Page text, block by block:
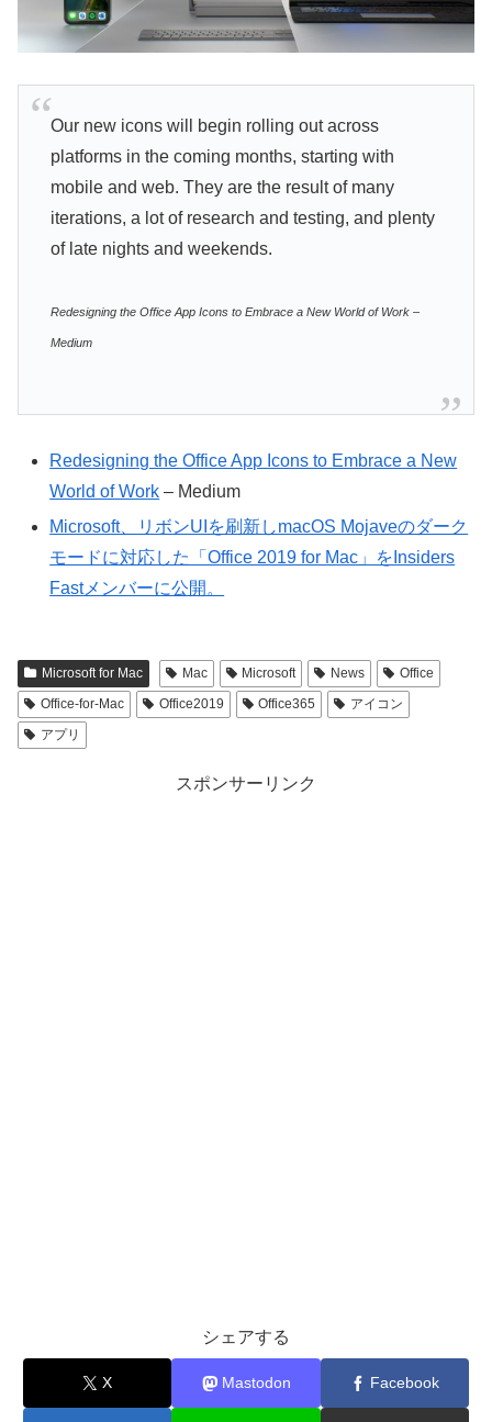
Our new icons will begin rolling out across
platforms in the coming months, starting with
mobile and web. They are the result of many
iterations, a lot of research and testing, and plenty
of late nights and weekends.
Redesigning the Office App Icons to Embrace a New World of Work –
Medium
Redesigning the Office App Icons to Embrace a New
World of Work – Medium
Microsoft、リボンUIを刷新しmacOS Mojaveのダーク
モードに対応した「Office 2019 for Mac」をInsiders
Fastメンバーに公開。
Microsoft for Mac Mac Microsoft News
Office
Office-for-Mac
Office2019 Office365
アイコン
アプリ
スポンサーリンク
シェアする
X Mastodon Facebook